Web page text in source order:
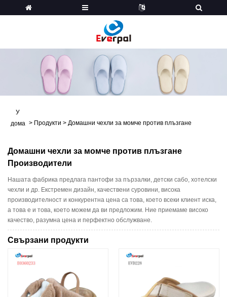
У
дома > Продукти > Домашни чехли за момче против плъзгане
Домашни чехли за момче против плъзгане
Производители
Нашата фабрика предлага пантофи за пързалки, детски сабо, хотелски
чехли и др. Екстремен дизайн, качествени суровини, висока
производителност и конкурентна цена са това, което всеки клиент иска,
а това е и това, което можем да ви предложим. Ние приемаме високо
качество, разумна цена и перфектно обслужване.
Свързани продукти